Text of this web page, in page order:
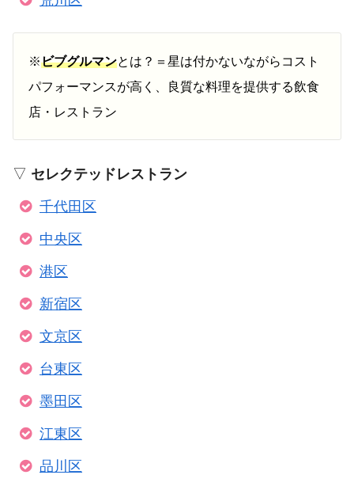
※ビブグルマンとは？＝星は付かないながらコスト
パフォーマンスが高く、良質な料理を提供する飲食
店・レストラン
▽ セレクテッドレストラン
千代田区
中央区
港区
新宿区
文京区
台東区
墨田区
江東区
品川区